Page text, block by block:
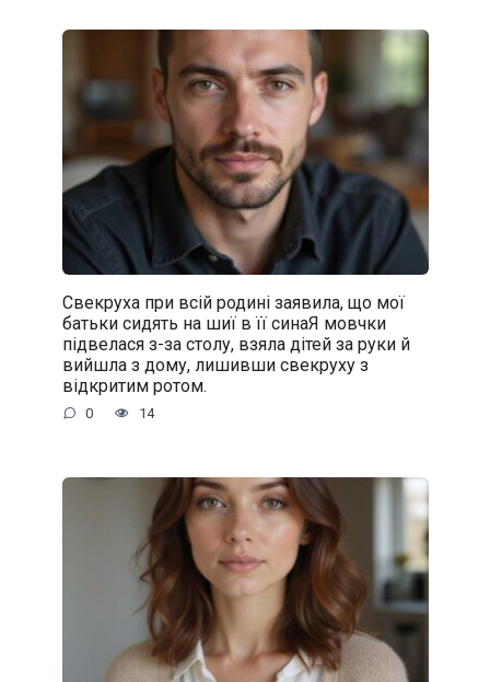
Свекруха при всій родині заявила, що мої
батьки сидять на шиї в її синаЯ мовчки
підвелася з-за столу, взяла дітей за руки й
вийшла з дому, лишивши свекруху з
відкритим ротом.
0 14